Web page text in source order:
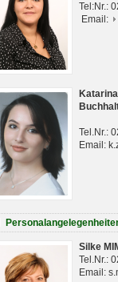
Tel:Nr.:
Email:
Tel.Nr.:
Email:
Silke
Tel.Nr.:
Email: